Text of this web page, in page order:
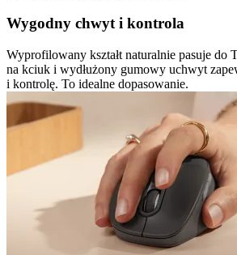
Wygodny chwyt i kontrola
Wyprofilowany kształt naturalnie pasuje do
na kciuk i wydłużony gumowy uchwyt
i kontrolę. To idealne dopasowanie.